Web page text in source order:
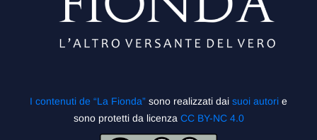
I contenuti de “La Fionda” sono realizzati dai suoi autori e
sono protetti da licenza CC BY-NC 4.0